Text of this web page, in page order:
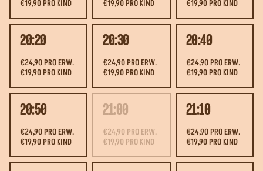
€19,90 PRO KIND
€19,90 PRO KIND
€19,90 PRO KIND
20:20
€24,90 PRO ERW.
€19,90 PRO KIND
20:30
€24,90 PRO ERW.
€19,90 PRO KIND
20:40
€24,90 PRO ERW.
€19,90 PRO KIND
20:50
€24,90 PRO ERW.
€19,90 PRO KIND
21:00
€24,90 PRO ERW.
€19,90 PRO KIND
21:10
€24,90 PRO ERW.
€19,90 PRO KIND